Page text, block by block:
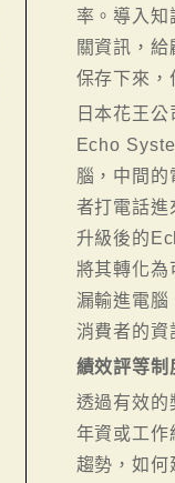
率。導入知
關資訊，
保存下來，
日本花王
Echo
腦，中間
者打電話進
升級後的
將其轉化為
漏輸進電
消費者的資
績效評等
透過有效的
年資或工作
趨勢，如何